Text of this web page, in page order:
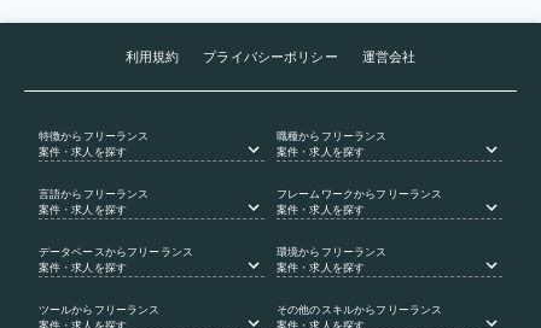
利用規約 プライバシーポリシー 運営会社
特徴からフリーランス
案件・求人を探す
職種からフリーランス
案件・求人を探す
言語からフリーランス
案件・求人を探す
フレームワークからフリーランス
案件・求人を探す
データベース からフリーランス
案件・求人を探す
環境からフリーランス
案件・求人を探す
ツールからフリーランス
案件・求人を探す
その他のスキルからフリーランス
案件・求人を探す